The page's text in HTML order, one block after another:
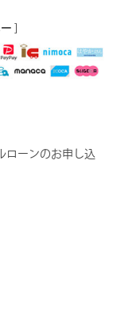
ローンのお申し込